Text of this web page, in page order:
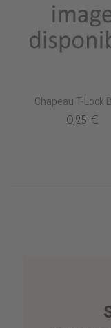
Chapeau T-Lock
0,25 €